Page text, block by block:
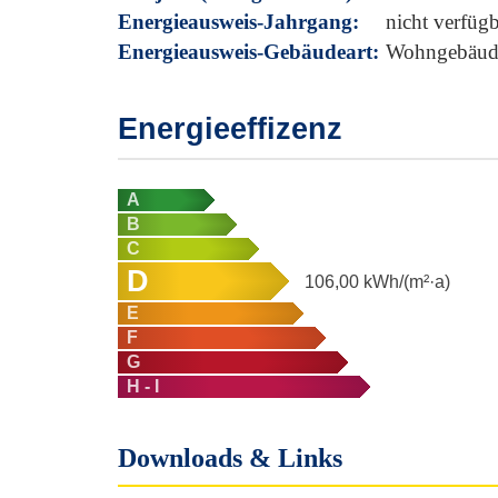
Energieausweis-Jahrgang:
nicht
Energieausweis-Gebäudeart:
Energieeffizenz
A
B
C
D 106,00 kWh/(m²·a)
E
F
G
H - I
Downloads & Links